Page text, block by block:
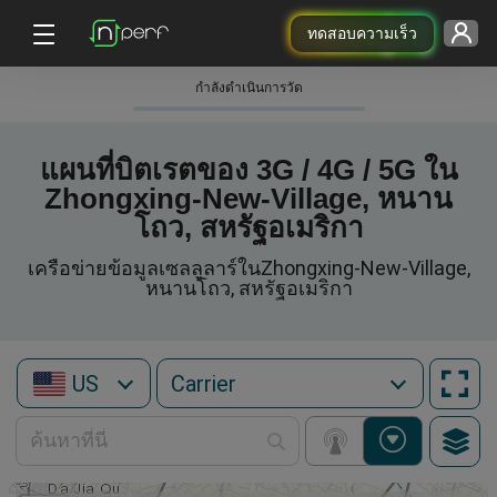
ทดสอบความเร็ว
กําลังดําเนินการวัด
แผนที่บิตเรตของ 3G / 4G / 5G ใน
Zhongxing-New-Village, หนาน
โถว, สหรัฐอเมริกา
เครือข่ายข้อมูลเซลลูลาร์ในZhongxing-New-Village,
หนานโถว, สหรัฐอเมริกา
US